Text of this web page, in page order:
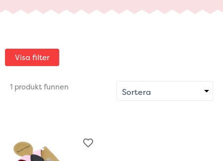
Visa filter
1 produkt funnen